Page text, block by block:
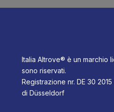
Italia Altrove® è un marchio
sono riservati.
Registrazione nr. DE 30
di Düsseldorf